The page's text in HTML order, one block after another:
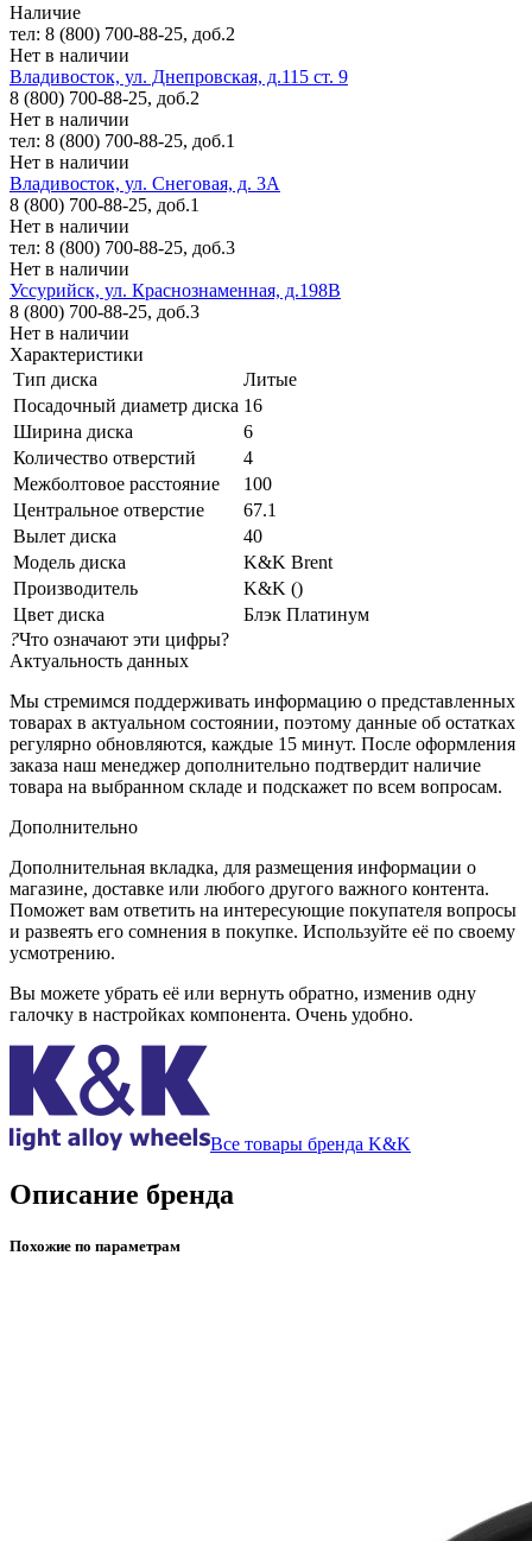
Наличие
тел: 8 (800) 700-88-25, доб.2
Нет в наличии
Владивосток, ул. Днепровская, д.115 ст. 9
8 (800) 700-88-25, доб.2
Нет в наличии
тел: 8 (800) 700-88-25, доб.1
Нет в наличии
Владивосток, ул. Снеговая, д. 3А
8 (800) 700-88-25, доб.1
Нет в наличии
тел: 8 (800) 700-88-25, доб.3
Нет в наличии
Уссурийск, ул. Краснознаменная, д.198В
8 (800) 700-88-25, доб.3
Нет в наличии
Характеристики
Тип диска
Литые
Посадочный диаметр диска 16
Ширина диска
6
Количество отверстий
4
Межболтовое расстояние
100
Центральное отверстие
67.1
Вылет диска
40
Модель диска
K&K Brent
Производитель
K&K ()
Цвет диска
Блэк Платинум
?Что означают эти цифры?
Актуальность данных
Мы стремимся поддерживать информацию о представленных
товарах в актуальном состоянии, поэтому данные об остатках
регулярно обновляются, каждые 15 минут. После оформления
заказа наш менеджер дополнительно подтвердит наличие
товара на выбранном складе и подскажет по всем вопросам.
Дополнительно
Дополнительная вкладка, для размещения информации о
магазине, доставке или любого другого важного контента.
Поможет вам ответить на интересующие покупателя вопросы
и развеять его сомнения в покупке. Используйте её по своему
усмотрению.
Вы можете убрать её или вернуть обратно, изменив одну
галочку в настройках компонента. Очень удобно.
Все товары бренда K&K
Описание бренда
Похожие по параметрам